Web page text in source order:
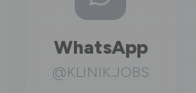
WhatsApp
@KLINIK.JOBS